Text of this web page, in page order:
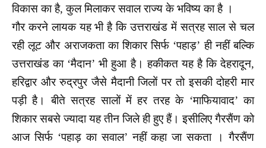
विकास का है, कुल मिलाकर सवाल राज्य के भविष्य का है ।
गौर करने लायक यह भी है कि उत्तराखंड में सत्रह साल से चल
रही लूट और अराजकता का शिकार सिर्फ ‘पहाड़’ ही नहीं बल्कि
उत्तराखंड का ‘मैदान’ भी हुआ है। हकीकत यह है कि देहरादून,
हरिद्वार और रुद्रपुर जैसे मैदानी जिलों पर तो इसकी दोहरी मार
पड़ी है। बीते सत्रह सालों में हर तरह के ‘माफियावाद’ का
शिकार सबसे ज्यादा यह तीन जिले ही हुए हैं। इसीलिए गैरसैंण को
आज सिर्फ ‘पहाड़ का सवाल’ नहीं कहा जा सकता । गैरसैंण